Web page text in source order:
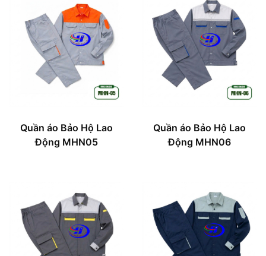
Quần áo Bảo Hộ Lao
Động MHN05
Quần áo Bảo Hộ Lao
Động MHN06